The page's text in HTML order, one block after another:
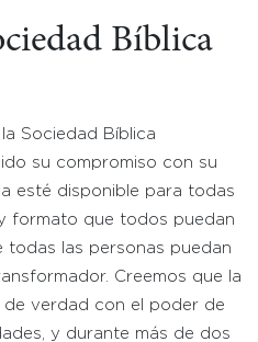
Bíblica
Sociedad Bíblica
su compromiso con su
esté disponible para todas
formato que todos puedan
todas las personas puedan
Creemos que la
de verdad con el poder de
y durante más de dos